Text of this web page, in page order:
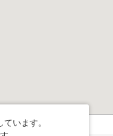
います。